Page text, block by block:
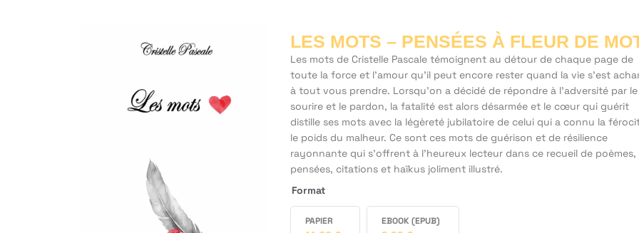
LES MOTS – PENSÉES À FLEUR DE
Les mots de Cristelle Pascale témoignent au détour de chaque page de
toute la force et l’amour qu’il peut encore rester quand la vie s’est
à tout vous prendre. Lorsqu’on a décidé de répondre à l’adversité par le
sourire et le pardon, la fatalité est alors désarmée et le cœur qui guérit
distille ses mots avec la légèreté jubilatoire de celui qui a connu la
le poids du malheur. Ce sont ces mots de guérison et de résilience
rayonnante qui s’offrent à l’heureux lecteur dans ce recueil de poèmes,
pensées, citations et haïkus joliment illustré.
Format
PAPIER EBOOK (EPUB)